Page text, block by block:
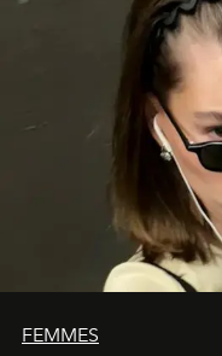
FEMMES